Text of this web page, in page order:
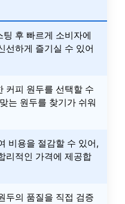
후 빠르게 소비자에
선하게 즐기실 수 있어
커피 원두를 선택할 수
는 원두를 찾기가 쉬워
비용을 절감할 수 있어,
리적인 가격에 제공합
두의 품질을 직접 검증